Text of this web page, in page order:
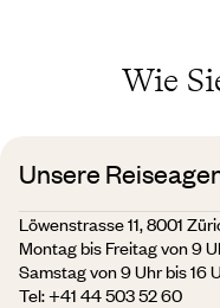
Wie
Unsere
Löwenstrasse 11, 8001
Montag bis Freitag von 9
Samstag von 9 Uhr bis 16
Tel:+41 44 503 52 60